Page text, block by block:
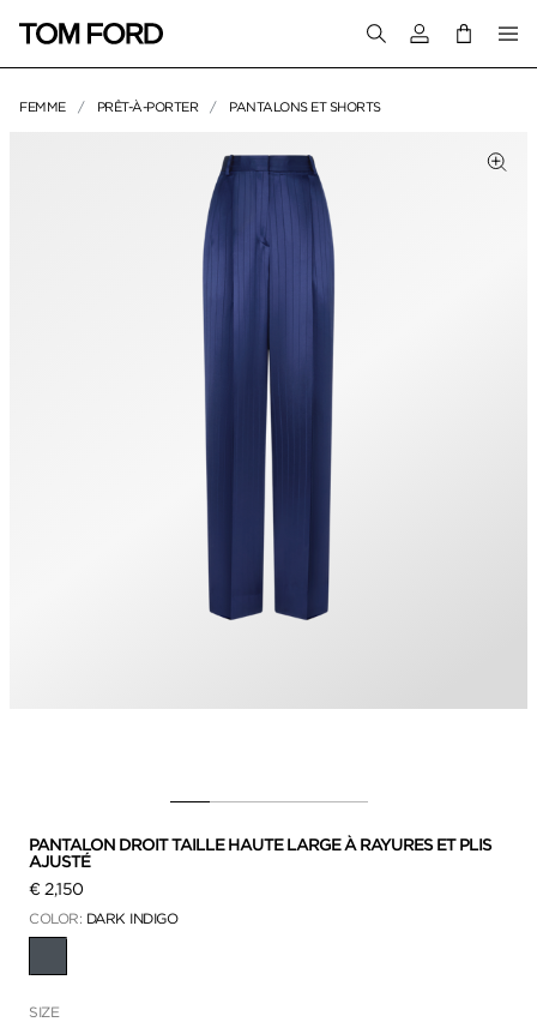
Connectez-
FEMME PRÊT-À-PORTER PANTALONS ET SHORTS
IMAGES DU PRODUIT
PANTALON DROIT TAILLE HAUTE LARGE À RAYURES ET PLIS
AJUSTÉ
€ 2,150
COLOR: DARK INDIGO
SIZE